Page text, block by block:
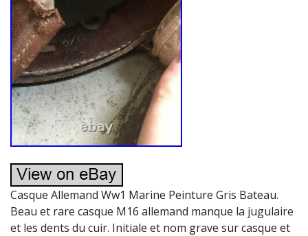
Casque Allemand Ww1 Marine Peinture Gris Bateau.
Beau et rare casque M16 allemand manque la jugulaire
et les dents du cuir. Initiale et nom grave sur casque et